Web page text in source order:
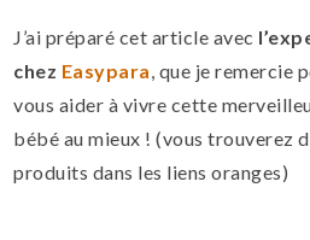
J’ai préparé cet article avec
chez Easypara, que je remercie
vous aider à vivre cette
bébé au mieux ! (vous trouverez
produits dans les liens oranges)